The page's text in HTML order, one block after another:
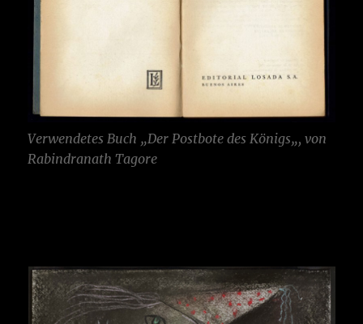
Verwendetes Buch „Der Postbote des Königs„, von
Rabindranath Tagore